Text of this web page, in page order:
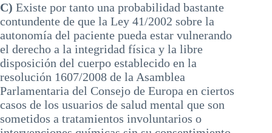
C) Existe por tanto una probabilidad bastante
contundente de que la Ley 41/2002 sobre la
autonomía del paciente pueda estar vulnerando
el derecho a la integridad física y la libre
disposición del cuerpo establecido en la
resolución 1607/2008 de la Asamblea
Parlamentaria del Consejo de Europa en ciertos
casos de los usuarios de salud mental que son
sometidos a tratamientos involuntarios o